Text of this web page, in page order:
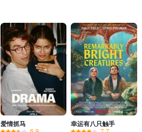
爱情抓马 幸运有八只触手